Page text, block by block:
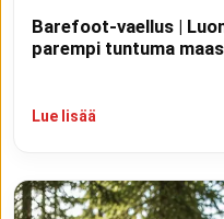
Barefoot-vaellus |
parempi tuntuma
Lue lisää